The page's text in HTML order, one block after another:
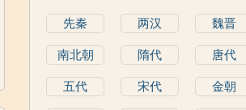
先秦 两汉 魏晋
南北朝 隋代 唐代
五代 宋代 金朝